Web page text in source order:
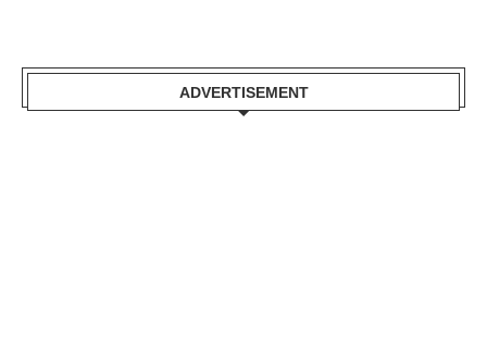
ADVERTISEMENT